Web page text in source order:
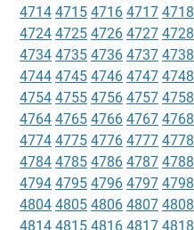
4714 4715 4716 4717 4718
4724 4725 4726 4727 4728
4734 4735 4736 4737 4738
4744 4745 4746 4747 4748
4754 4755 4756 4757 4758
4764 4765 4766 4767 4768
4774 4775 4776 4777 4778
4784 4785 4786 4787 4788
4794 4795 4796 4797 4798
4804 4805 4806 4807 4808
4814 4815 4816 4817 4818